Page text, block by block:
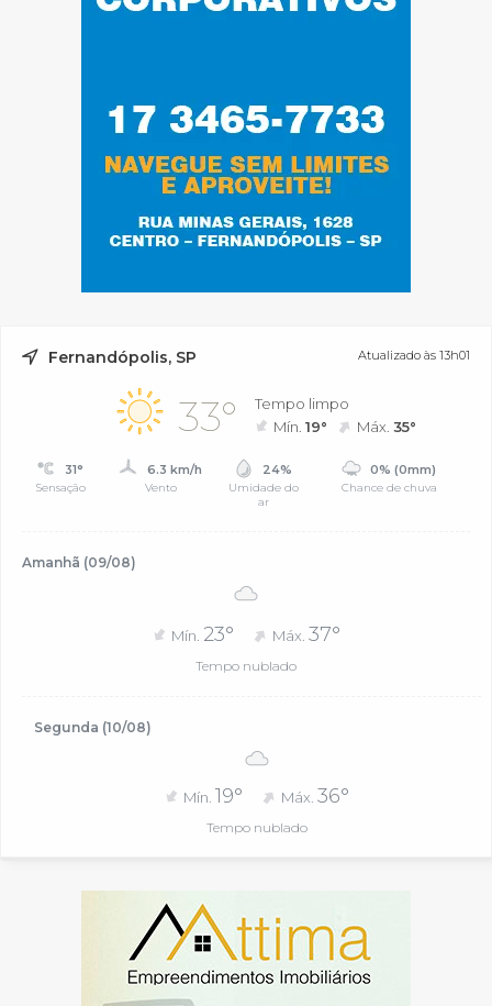
Fernandópolis, SP Atualizado às 13h01
33°
Tempo limpo
Mín.19° Máx.35°
31°
Sensação
6.3 km/h
Vento
24%
Umidade do
ar
0% (0mm)
Chance de chuva
Amanhã (09/08)
Mín. 23° Máx. 37°
Tempo nublado
Segunda (10/08)
Mín. 19° Máx.36°
Tempo nublado